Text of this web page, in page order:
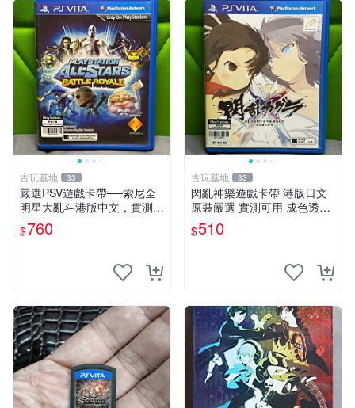
古玩基地 33
嚴選PSV遊戲卡帶──索尼全
明星大亂斗港版中文，實測性
能佳，成色如圖，確保收到同
款。拍前請查收詳情，售出商
$760
古玩基地 33
閃亂神樂遊戲卡帶 港版日文
原裝嚴選 實測可用 成色透明
保証 正常玩耍無問題 閃亂神
樂 港版 日文 卡帶 港行
$510